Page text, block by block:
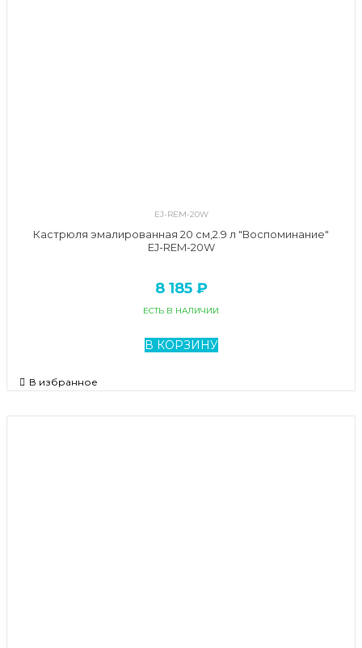
EJ-REM-20W
Кастрюля эмалированная 20 см,2.9 л "Воспоминание"
EJ-REM-20W
8 185 ₽
ЕСТЬ В НАЛИЧИИ
В КОРЗИНУ
В избранное